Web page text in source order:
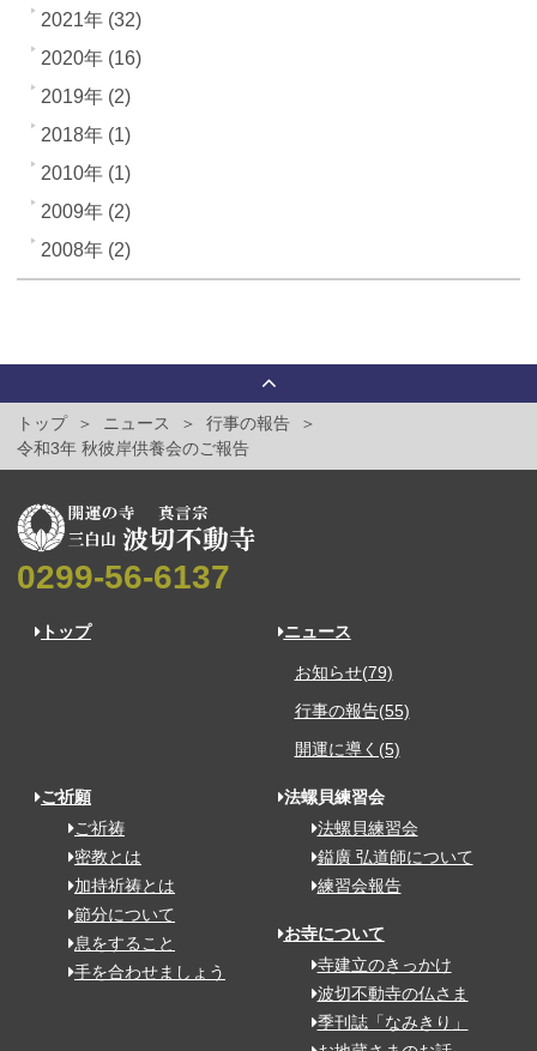
2021年 (32)
2020年 (16)
2019年 (2)
2018年 (1)
2010年 (1)
2009年 (2)
2008年 (2)
トップ ニュース
行事の報告
令和3年 秋彼岸供養会のご報告
0299-56-6137
トップ ニュース
お知らせ(79)
行事の報告(55)
開運に導く(5)
ご祈願
ご祈祷
密教とは
加持祈祷とは
節分について
息をすること
手を合わせましょう
法螺貝練習会
法螺貝練習会
鎰廣 弘道師について
練習会報告
お寺について
寺建立のきっかけ
波切不動寺の仏さま
季刊誌「なみきり」